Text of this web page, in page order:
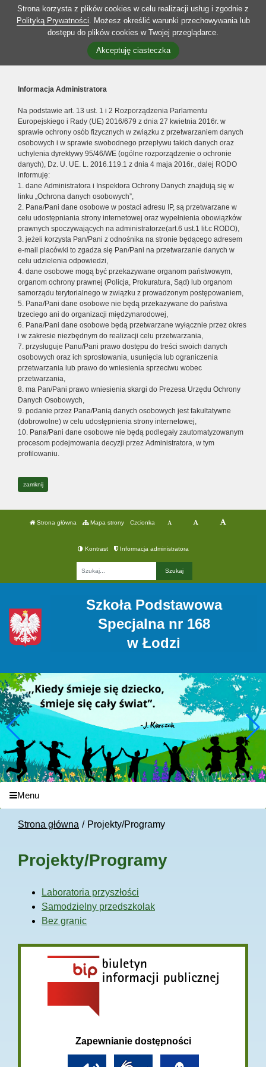
Strona korzysta z plików cookies w celu realizacji usług i zgodnie z
Polityką Prywatności. Możesz określić warunki przechowywania lub
dostępu do plików cookies w Twojej przeglądarce.
Akceptuję ciasteczka
Informacja Administratora
Na podstawie art. 13 ust. 1 i 2 Rozporządzenia Parlamentu
Europejskiego i Rady (UE) 2016/679 z dnia 27 kwietnia 2016r. w
sprawie ochrony osób fizycznych w związku z przetwarzaniem danych
osobowych i w sprawie swobodnego przepływu takich danych oraz
uchylenia dyrektywy 95/46/WE (ogólne rozporządzenie o ochronie
danych), Dz. U. UE. L. 2016.119.1 z dnia 4 maja 2016r., dalej RODO
informuję:
1. dane Administratora i Inspektora Ochrony Danych znajdują się w
linku „Ochrona danych osobowych”,
2. Pana/Pani dane osobowe w postaci adresu IP, są przetwarzane w
celu udostępniania strony internetowej oraz wypełnienia obowiązków
prawnych spoczywających na administratorze(art.6 ust.1 lit.c RODO),
3. jeżeli korzysta Pan/Pani z odnośnika na stronie będącego adresem
e-mail placówki to zgadza się Pan/Pani na przetwarzanie danych w
celu udzielenia odpowiedzi,
4. dane osobowe mogą być przekazywane organom państwowym,
organom ochrony prawnej (Policja, Prokuratura, Sąd) lub organom
samorządu terytorialnego w związku z prowadzonym postępowaniem,
5. Pana/Pani dane osobowe nie będą przekazywane do państwa
trzeciego ani do organizacji międzynarodowej,
6. Pana/Pani dane osobowe będą przetwarzane wyłącznie przez okres
i w zakresie niezbędnym do realizacji celu przetwarzania,
7. przysługuje Panu/Pani prawo dostępu do treści swoich danych
osobowych oraz ich sprostowania, usunięcia lub ograniczenia
przetwarzania lub prawo do wniesienia sprzeciwu wobec
przetwarzania,
8. ma Pan/Pani prawo wniesienia skargi do Prezesa Urzędu Ochrony
Danych Osobowych,
9. podanie przez Pana/Panią danych osobowych jest fakultatywne
(dobrowolne) w celu udostępnienia strony internetowej,
10. Pana/Pani dane osobowe nie będą podlegały zautomatyzowanym
procesom podejmowania decyzji przez Administratora, w tym
profilowaniu.
zamknij
Strona główna Mapa strony Czcionka
Kontrast Informacja administratora
Szkoła Podstawowa
Specjalna nr 168
w Łodzi
Menu
Strona główna Projekty/Programy
Projekty/Programy
Laboratoria przyszłości
Samodzielny przedszkolak
Bez granic
Zapewnianie dostępności